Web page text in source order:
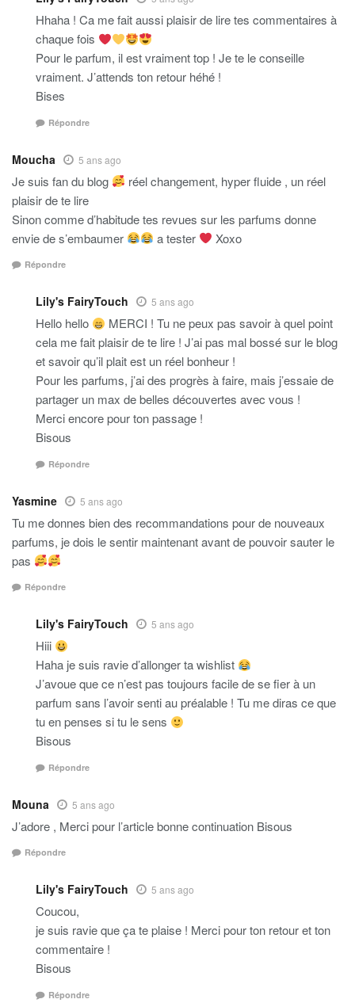
Hhaha ! Ca me fait aussi plaisir de lire tes commentaires à
chaque fois
Pour le parfum, il est vraiment top ! Je te le conseille
vraiment. J’attends ton retour héhé !
Bises
Répondre
Moucha 5 ans ago
Je suis fan du blog
réel changement, hyper fluide , un réel
plaisir de te lire
Sinon comme d’habitude tes revues sur les parfums donne
envie de s’embaumer
a tester Xoxo
Répondre
Lily's FairyTouch 5 ans ago
Hello hello
MERCI ! Tu ne peux pas savoir à quel point
cela me fait plaisir de te lire ! J’ai pas mal bossé sur le blog
et savoir qu’il plait est un réel bonheur !
Pour les parfums, j’ai des progrès à faire, mais j’essaie de
partager un max de belles découvertes avec vous !
Merci encore pour ton passage !
Bisous
Répondre
Yasmine 5 ans ago
Tu me donnes bien des recommandations pour de nouveaux
parfums, je dois le sentir maintenant avant de pouvoir sauter le
pas
Répondre
Lily's FairyTouch 5 ans ago
Hiii
Haha je suis ravie d’allonger ta wishlist
J’avoue que ce n’est pas toujours facile de se fier à un
parfum sans l’avoir senti au préalable ! Tu me diras ce que
tu en penses si tu le sens
Bisous
Répondre
Mouna 5 ans ago
J’adore , Merci pour l’article bonne continuation Bisous
Répondre
Lily's FairyTouch 5 ans ago
Coucou,
je suis ravie que ça te plaise ! Merci pour ton retour et ton
commentaire !
Bisous
Répondre